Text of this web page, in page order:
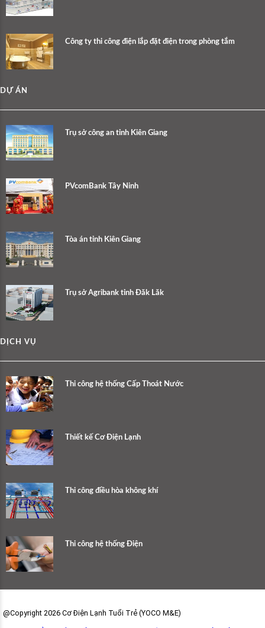
Công ty thi công điện lắp đặt điện trong phòng tắm
DỰ ÁN
Trụ sở công an tỉnh Kiên Giang
PVcomBank Tây Ninh
Tòa án tỉnh Kiên Giang
Trụ sở Agribank tỉnh Đăk Lăk
DỊCH VỤ
Thi công hệ thống Cấp Thoát Nước
Thiết kế Cơ Điện Lạnh
Thi công điều hòa không khí
Thi công hệ thống Điện
@Copyright 2026 Cơ Điện Lạnh Tuổi Trẻ (YOCO M&E)